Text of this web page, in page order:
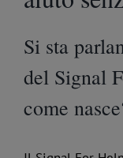
Si sta
del Signal
come